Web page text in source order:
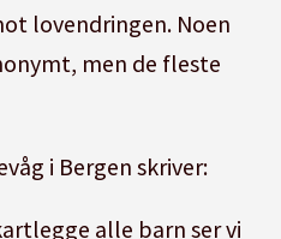
lovendringen. Noen
men de fleste
i Bergen skriver:
alle barn ser vi